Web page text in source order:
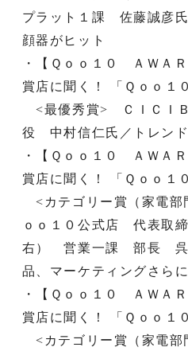
プラット１課 佐藤誠彦
顔器がヒット
・【Ｑｏｏ１０ ＡＷＡ
賞店に聞く！ 「Ｑｏｏ１
<最優秀賞> ＣＩＣＩ
役 中村信仁氏／トレン
・【Ｑｏｏ１０ ＡＷＡ
賞店に聞く！ 「Ｑｏｏ１
<カテゴリー賞（家電
ｏｏ１０公式店 代表取
右） 営業一課 部長 呉
品、マーケティングさら
・【Ｑｏｏ１０ ＡＷＡ
賞店に聞く！ 「Ｑｏｏ１
<カテゴリー賞（家電